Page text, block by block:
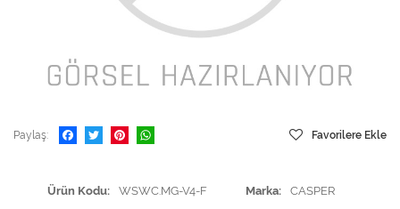
Paylaş Favorilere Ekle
Ürün Kodu WSWC.MG-V4-F Marka CASPER